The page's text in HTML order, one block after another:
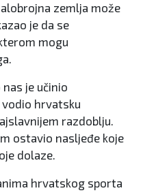
zemlja može
je da se
mogu
je učinio
hrvatsku
razdoblju.
ostavio nasljeđe koje
dolaze.
hrvatskog sporta